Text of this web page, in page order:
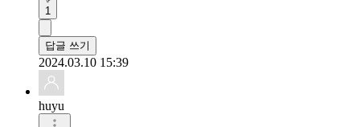
1
답글 쓰기
2024.03.10 15:39
huyu